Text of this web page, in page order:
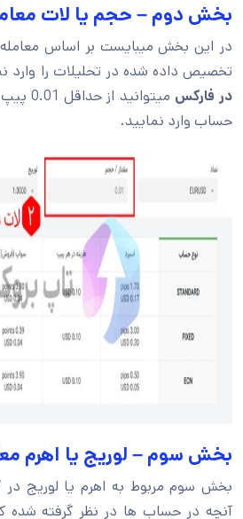
بخش دوم – حجم یا لات
در این بخش میبایست بر اساس
تخصیص داده شده در تحلیلات را وارد
در فارکس
حساب وارد نمایید.
بخش سوم – لوریج یا اهرم
بخش سوم مربوط به اهرم یا لوریج
آنچه در حساب ها در نظر گرفته شده